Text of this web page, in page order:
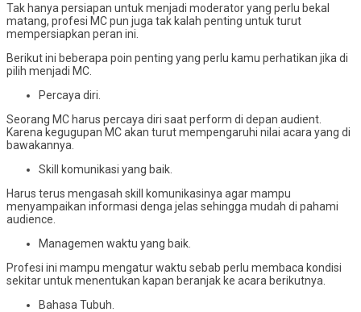
Tak hanya persiapan untuk menjadi moderator yang perlu bekal
matang, profesi MC pun juga tak kalah penting untuk turut
mempersiapkan peran ini.
Berikut ini beberapa poin penting yang perlu kamu perhatikan jika di
pilih menjadi MC.
Percaya diri.
Seorang MC harus percaya diri saat perform di depan audient.
Karena kegugupan MC akan turut mempengaruhi nilai acara yang di
bawakannya.
Skill komunikasi yang baik.
Harus terus mengasah skill komunikasinya agar mampu
menyampaikan informasi denga jelas sehingga mudah di pahami
audience.
Managemen waktu yang baik.
Profesi ini mampu mengatur waktu sebab perlu membaca kondisi
sekitar untuk menentukan kapan beranjak ke acara berikutnya.
Bahasa Tubuh.